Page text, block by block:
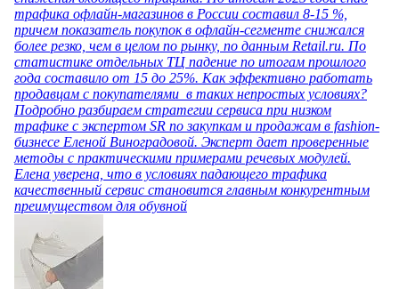
трафика офлайн-магазинов в России составил 8-15 %,
причем показатель покупок в офлайн-сегменте снижался
более резко, чем в целом по рынку, по данным Retail.ru. По
статистике отдельных ТЦ падение по итогам прошлого
года составило от 15 до 25%. Как эффективно работать
продавцам с покупателями в таких непростых условиях?
Подробно разбираем стратегии сервиса при низком
трафике с экспертом SR по закупкам и продажам в fashion-
бизнесе Еленой Виноградовой. Эксперт дает проверенные
методы с практическими примерами речевых модулей.
Елена уверена, что в условиях падающего трафика
качественный сервис становится главным конкурентным
преимуществом для обувной